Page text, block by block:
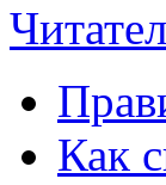
Как